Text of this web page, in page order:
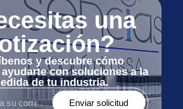
una
y descubre cómo
con soluciones a la
de tu industria.
Enviar solicitud